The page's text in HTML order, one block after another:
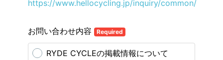
https://www.hellocycling.jp/inquiry/common/
お問い合わせ内容 Required
RYDE CYCLEの掲載情報について